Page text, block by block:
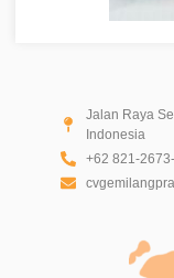
Jalan Raya
Indonesia
+62 821-